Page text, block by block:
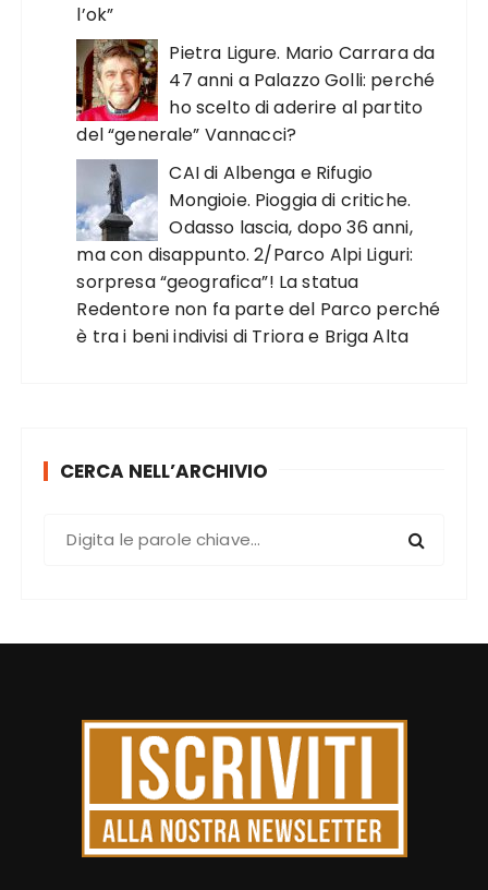
l’ok”
Pietra Ligure. Mario Carrara da
47 anni a Palazzo Golli: perché
ho scelto di aderire al partito
del “generale” Vannacci?
CAI di Albenga e Rifugio
Mongioie. Pioggia di critiche.
Odasso lascia, dopo 36 anni,
ma con disappunto. 2/Parco Alpi Liguri:
sorpresa “geografica”! La statua
Redentore non fa parte del Parco perché
è tra i beni indivisi di Triora e Briga Alta
CERCA NELL’ARCHIVIO